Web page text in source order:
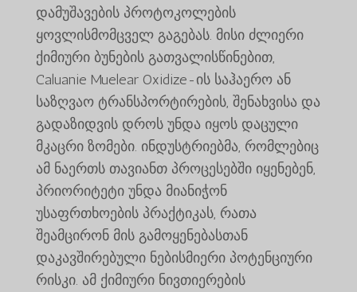
დამუშავების პროტოკოლების
ყოვლისმომცველ გაგებას. მისი ძლიერი
ქიმიური ბუნების გათვალისწინებით,
Caluanie Muelear Oxidize-ის საჰაერო ან
საზღვაო ტრანსპორტირების, შენახვისა და
გადაზიდვის დროს უნდა იყოს დაცული
მკაცრი ზომები. ინდუსტრიებმა, რომლებიც
ამ ნაერთს თავიანთ პროცესებში იყენებენ,
პრიორიტეტი უნდა მიანიჭონ
უსაფრთხოების პრაქტიკას, რათა
შეამცირონ მის გამოყენებასთან
დაკავშირებული ნებისმიერი პოტენციური
რისკი. ამ ქიმიური ნივთიერების